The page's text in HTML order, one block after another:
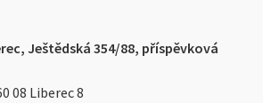
Ještědská 354/88, příspěvková
08 Liberec 8